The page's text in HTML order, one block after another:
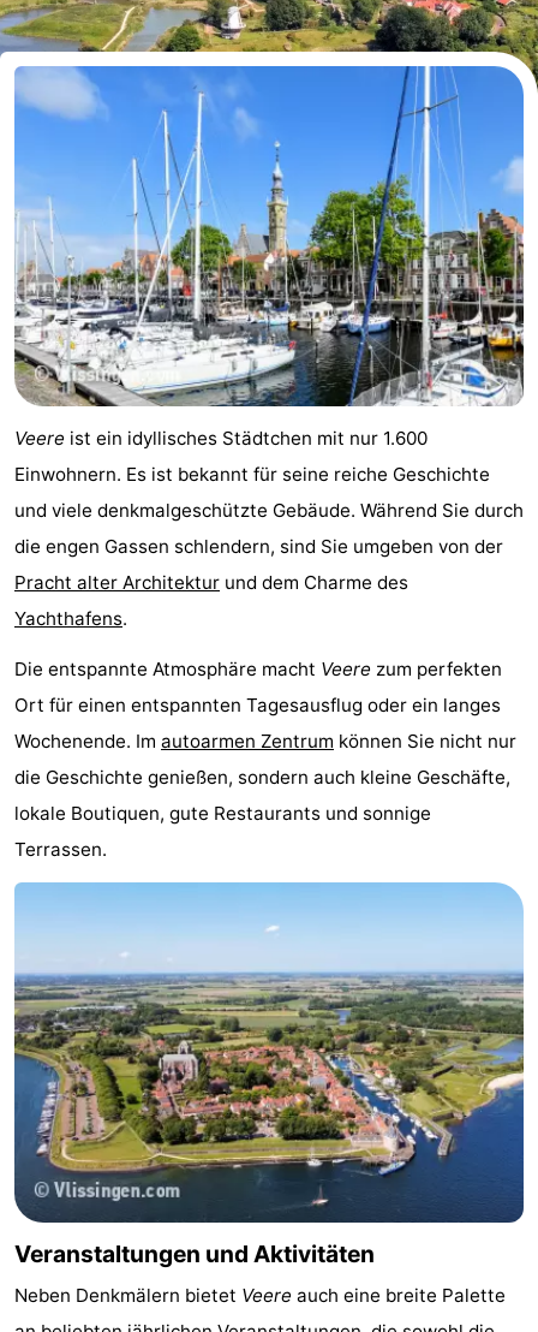
Aparthotel
Zoutelande
-
Duinflat
Duinweg
18
Kurhaus
-
Residentie
Soutelande
Campingplätze
Ferienhäuser
De
Zandput
-
Duinzicht
-
Joossesweg
-
Kustlicht
-
Meerpaal
-
Strandcamping
Valkenisse
-
Zee,
Bos
en
Hotels
Zimmer
(mit
Lastminutes
Sehen
&
tun
-
Museen
Galerien
Denkmäler
-
Veere ist ein idyllisches Städtchen mit nur 1.600
Einwohnern. Es ist bekannt für seine reiche Geschichte
und viele denkmalgeschützte Gebäude. Während Sie durch
die engen Gassen schlendern, sind Sie umgeben von der
Pracht alter Architektur und dem Charme des
Yachthafens.
Die entspannte Atmosphäre macht Veere zum perfekten
Ort für einen entspannten Tagesausflug oder ein langes
Wochenende. Im autoarmen Zentrum können Sie nicht nur
die Geschichte genießen, sondern auch kleine Geschäfte,
lokale Boutiquen, gute Restaurants und sonnige
Terrassen.
Veranstaltungen und Aktivitäten
Neben Denkmälern bietet Veere auch eine breite Palette